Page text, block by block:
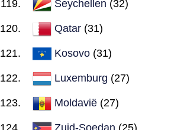
Seychellen (32)
Qatar (31)
Kosovo (31)
Luxemburg (27)
Moldavië (27)
Zuid-Soedan (25)